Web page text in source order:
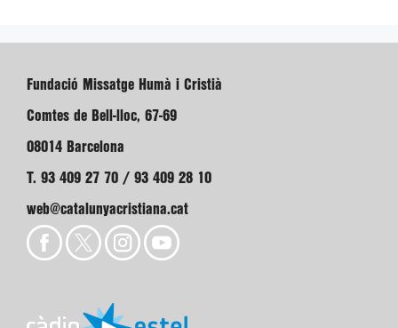
Fundació Missatge Humà i Cristià
Comtes de Bell-lloc, 67-69
08014 Barcelona
T. 93 409 27 70 / 93 409 28 10
web@catalunyacristiana.cat